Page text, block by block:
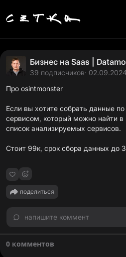
Бизнес на Saas |
39 подписчиков· 02.09.2024
Про osintmonster
Если вы хотите собрать данные
сервисом, который можно найти
список анализируемых сервисов.
Стоит 99к, срок сбора данных до
поделиться
напишите коммент
0 комментов